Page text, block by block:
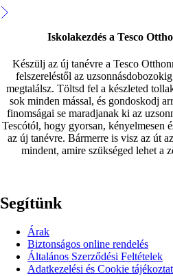
Iskolakezdés a Tesco
Készülj az új tanévre a Tesco
felszereléstől az
megtalálsz. Töltsd fel a készleted
sok minden mással, és gondoskodj
finomságai se maradjanak ki az
Tescótól, hogy gyorsan, kényelmesen
az új tanévre. Bármerre is visz az út
mindent, amire szükséged lehet a
Segítünk
Árak
Biztonságos online rendelés
Általános Szerződési Feltételek
Adatkezelési és Cookie